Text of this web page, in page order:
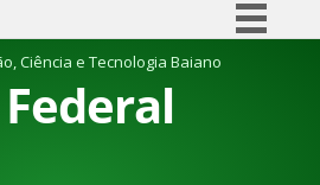
Simplifique!
Comunica BR
Ciência e Tecnologia Baiano